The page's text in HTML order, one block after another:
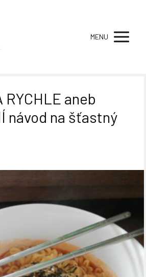
MENU
RYCHLE aneb
návod na šťastný